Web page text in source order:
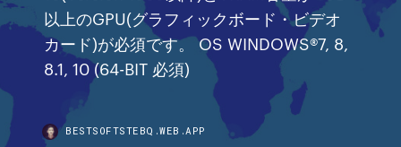
以上のGPU(グラフィックボード・ビデオ
カード)が必須です。 OS WINDOWS®7, 8,
8.1, 10 (64-BIT 必須)
BESTSOFTSTEBQ.WEB.APP